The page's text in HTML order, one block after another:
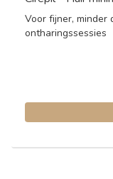
Voor fijner, minder
ontharingssessies